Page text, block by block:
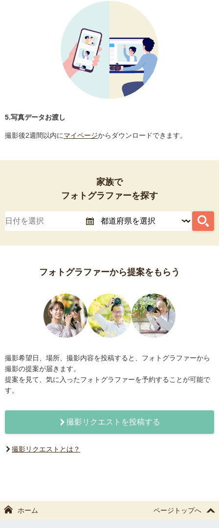
5.写真データお渡し
撮影後2週間以内にマイページからダウンロードできます。
家族で
フォトグラファーを探す
フォトグラファーから提案をもらう
撮影希望日、場所、撮影内容を投稿すると、フォトグラファーから
撮影の提案が届きます。
提案を見て、気に入ったフォトグラファーを予約することが可能で
す。
撮影リクエストを投稿する
撮影リクエストとは？
ホーム ページトップへ